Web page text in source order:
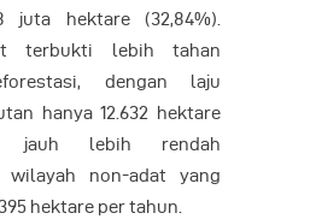
juta hektare (32,84%).
terbukti lebih tahan
dengan laju
hanya 12.632 hektare
jauh lebih rendah
wilayah non-adat yang
hektare per tahun.